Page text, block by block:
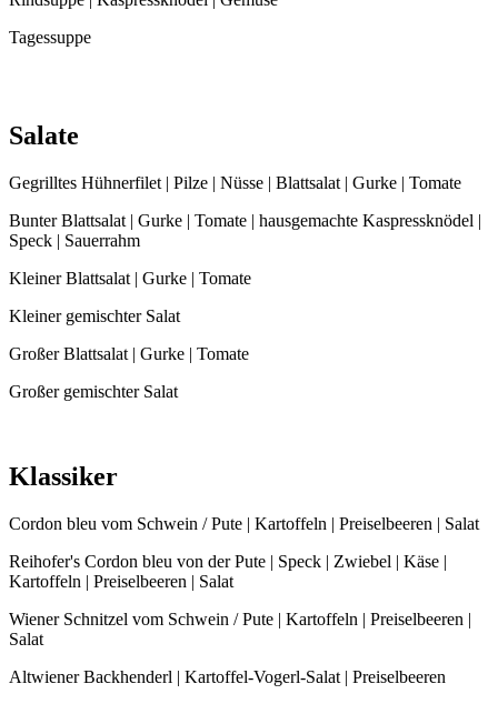
Tagessuppe
Salate
Gegrilltes Hühnerfilet | Pilze | Nüsse | Blattsalat | Gurke | Tomate
Bunter Blattsalat | Gurke | Tomate | hausgemachte Kaspressknödel |
Speck | Sauerrahm
Kleiner Blattsalat | Gurke | Tomate
Kleiner gemischter Salat
Großer Blattsalat | Gurke | Tomate
Großer gemischter Salat
Klassiker
Cordon bleu vom Schwein / Pute | Kartoffeln | Preiselbeeren | Salat
Reihofer's Cordon bleu von der Pute | Speck | Zwiebel | Käse |
Kartoffeln | Preiselbeeren | Salat
Wiener Schnitzel vom Schwein / Pute | Kartoffeln | Preiselbeeren |
Salat
Altwiener Backhenderl | Kartoffel-Vogerl-Salat | Preiselbeeren